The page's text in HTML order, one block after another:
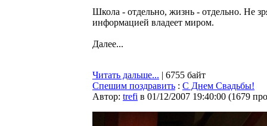
Школа - отдельно, жизнь - отдельно. Не
информацией владеет миром.
Далее...
Читать дальше... | 6755 байт
Спешим поздравить : C Днем Свадьбы!
Автор: trefi в 01/12/2007 19:40:00 (1679